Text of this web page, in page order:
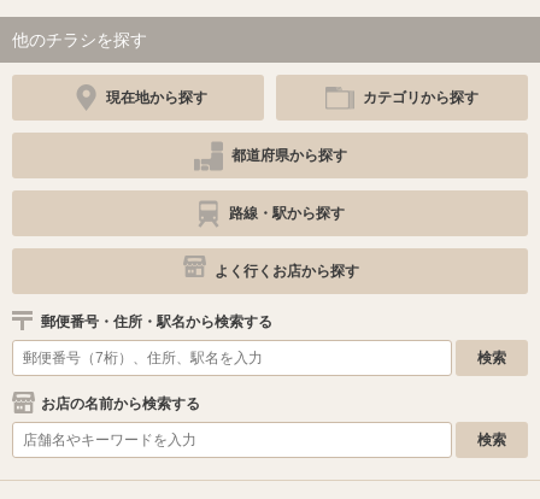
他のチラシを探す
現在地から探す カテゴリから探す
都道府県から探す
路線・駅から探す
よく行くお店から探す
郵便番号・住所・駅名から検索する
お店の名前から検索する